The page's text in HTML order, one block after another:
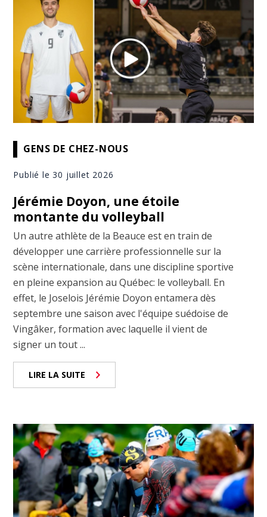
GENS DE CHEZ-NOUS
Publié le 30 juillet 2026
Jérémie Doyon, une étoile
montante du volleyball
Un autre athlète de la Beauce est en train de
développer une carrière professionnelle sur la
scène internationale, dans une discipline sportive
en pleine expansion au Québec: le volleyball. En
effet, le Joselois Jérémie Doyon entamera dès
septembre une saison avec l'équipe suédoise de
Vingâker, formation avec laquelle il vient de
signer un tout ...
LIRE LA SUITE